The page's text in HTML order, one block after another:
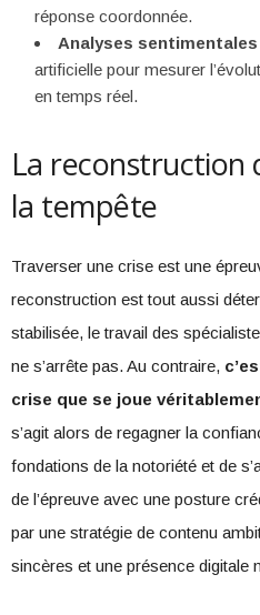
réponse coordonnée.
Analyses sentimentales
artificielle pour mesurer
en temps réel.
La reconstruction
la tempête
Traverser une crise est une
reconstruction est tout aussi
stabilisée, le travail des
ne s’arrête pas. Au contraire,
crise que se joue
s’agit alors de regagner la
fondations de la notoriété et de
de l’épreuve avec une posture
par une stratégie de contenu
sincères et une présence digitale